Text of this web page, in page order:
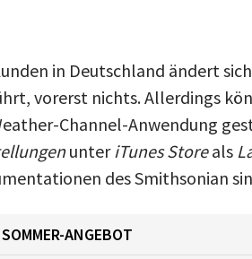
in Deutschland ändert
vorerst nichts. Allerdings
Channel-Anwendung
unteriTunes Storeals
des Smithsonian
SOMMER-ANGEBOT